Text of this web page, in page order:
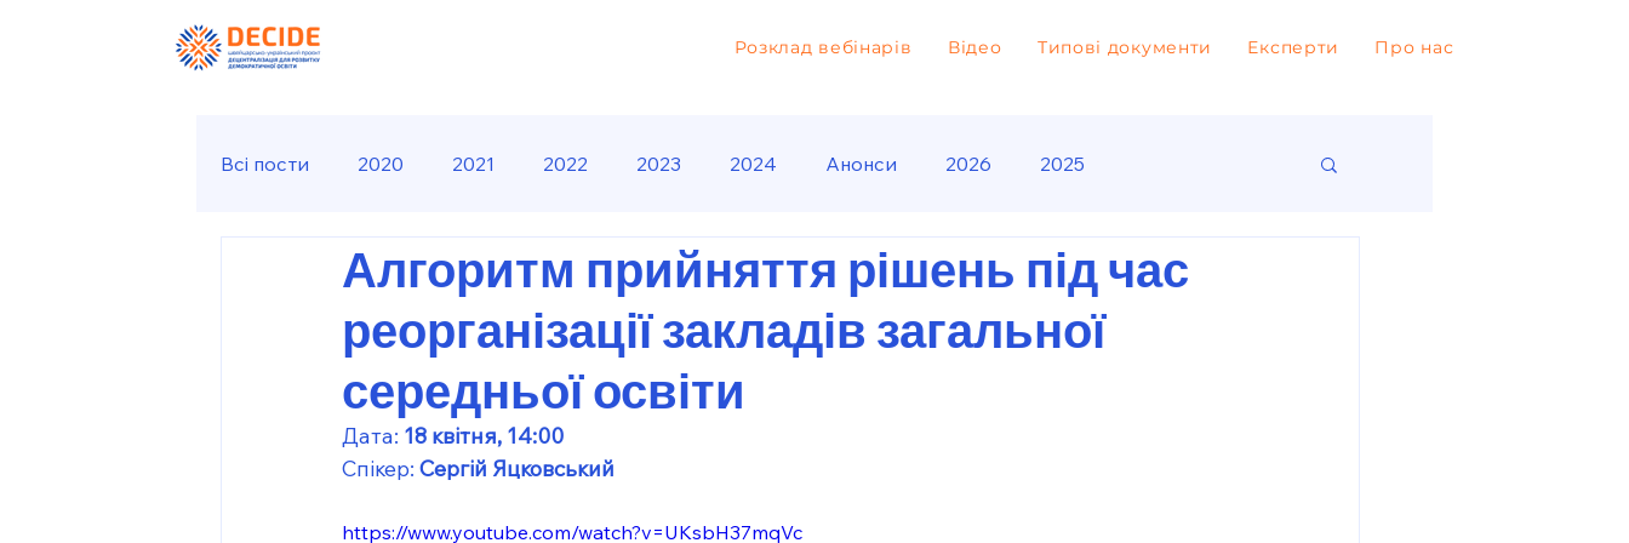
Розклад вебінарів Відео Типові документи Експерти Про нас
Всі пости 2020 2021 2022 2023 2024 Анонси 2026 2025
Алгоритм прийняття рішень під час
реорганізації закладів загальної
середньої освіти
Дата: 18 квітня, 14:00
Спікер: Сергій Яцковський
https://www.youtube.com/watch?v=UKsbH37mqVc